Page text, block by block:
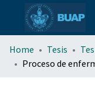
Home Tesis